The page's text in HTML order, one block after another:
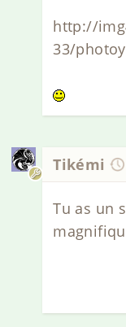
http://
33/
Tikémi
Tu as un